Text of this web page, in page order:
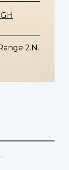
2.N.